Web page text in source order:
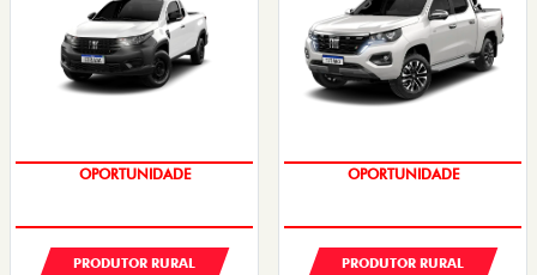
OPORTUNIDADE
PRODUTOR RURAL
CONDIÇÃO IMPERDÍVEL
PRODUTOR RURAL